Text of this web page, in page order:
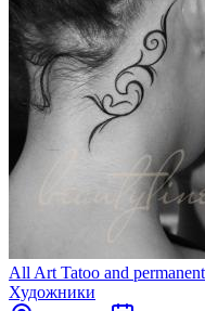
All Art Tatoo and
Художники